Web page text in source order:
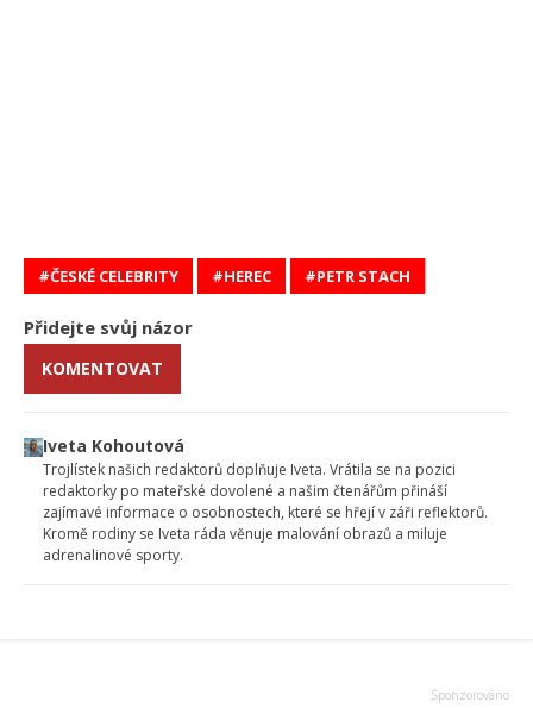
ČESKÉ CELEBRITY HEREC PETR STACH
Přidejte svůj názor
KOMENTOVAT
Iveta Kohoutová
Trojlístek našich redaktorů doplňuje Iveta. Vrátila se na pozici
redaktorky po mateřské dovolené a našim čtenářům přináší
zajímavé informace o osobnostech, které se hřejí v záři reflektorů.
Kromě rodiny se Iveta ráda věnuje malování obrazů a miluje
adrenalinové sporty.